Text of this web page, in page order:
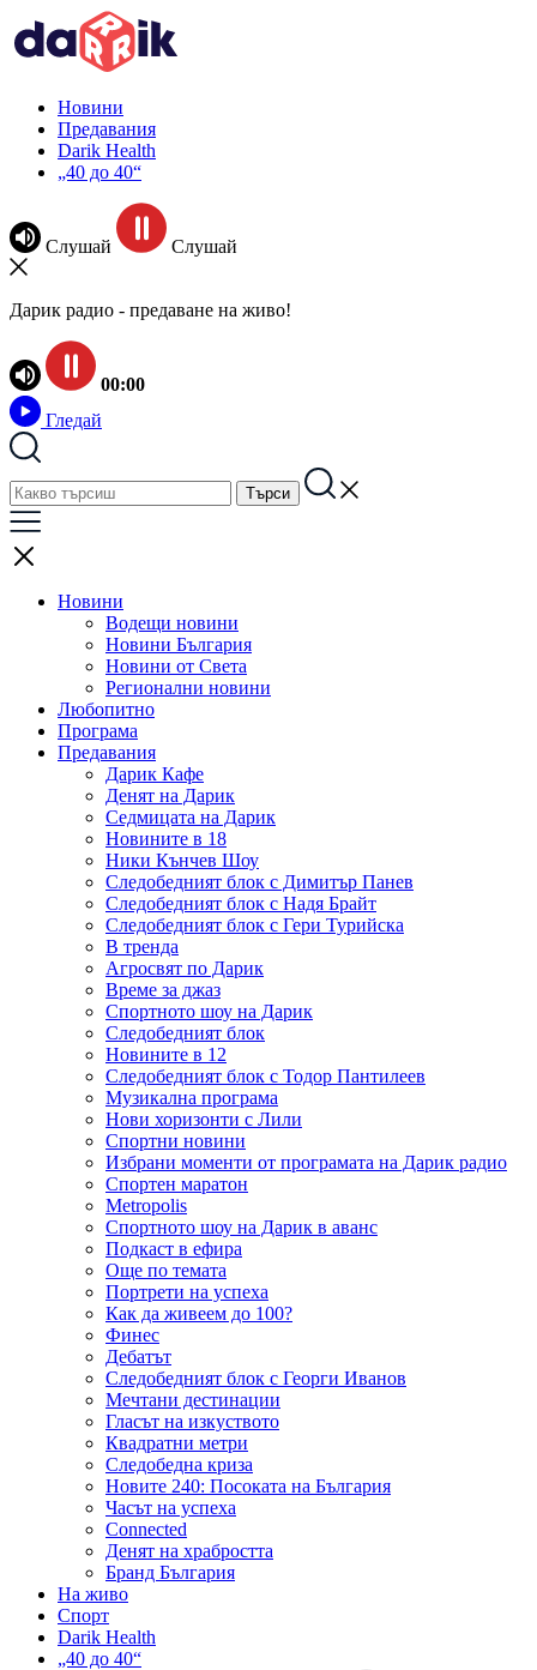
Новини
Предавания
Darik Health
„40 до 40“
Слушай Слушай
Дарик радио - предаване на живо!
00:00
Гледай
Новини
Водещи новини
Новини България
Новини от Света
Регионални новини
Любопитно
Програма
Предавания
Дарик Кафе
Денят на Дарик
Седмицата на Дарик
Новините в 18
Ники Кънчев Шоу
Следобедният блок с Димитър Панев
Следобедният блок с Надя Брайт
Следобедният блок с Гери Турийска
В тренда
Агросвят по Дарик
Време за джаз
Спортното шоу на Дарик
Следобедният блок
Новините в 12
Следобедният блок с Тодор Пантилеев
Музикална програма
Нови хоризонти с Лили
Спортни новини
Избрани моменти от програмата на Дарик радио
Спортен маратон
Metropolis
Спортното шоу на Дарик в аванс
Подкаст в ефира
Още по темата
Портрети на успеха
Как да живеем до 100?
Финес
Дебатът
Следобедният блок с Георги Иванов
Мечтани дестинации
Гласът на изкуството
Квадратни метри
Следобедна криза
Новите 240: Посоката на България
Часът на успеха
Connected
Денят на храбростта
Бранд България
На живо
Спорт
Darik Health
„40 до 40“